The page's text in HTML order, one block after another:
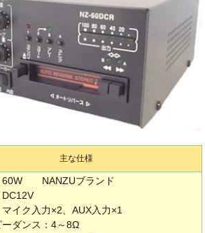
主な仕様
60W NANZUブランド
マイク入力×2、AUX入力×1
ーダンス：4～8Ω